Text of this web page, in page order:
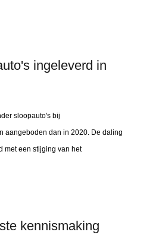
ingeleverd in
sloopauto's bij
aangeboden dan in 2020. De daling
met een stijging van het
kennismaking